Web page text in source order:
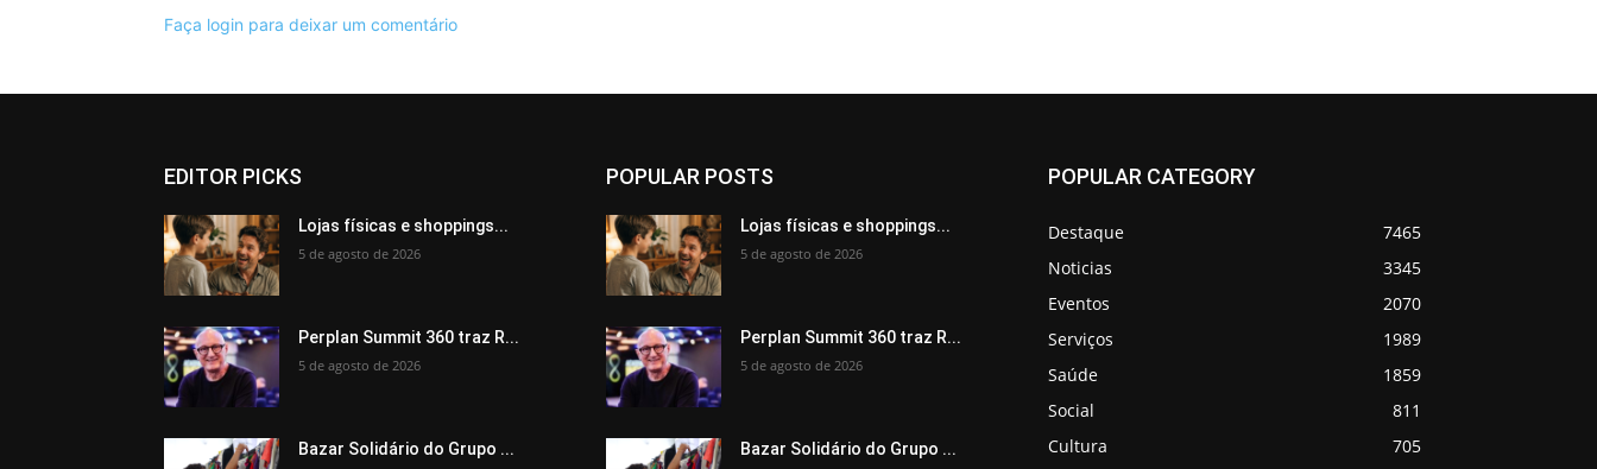
Faça login para deixar um comentário
EDITOR PICKS
Lojas físicas e shoppings...
5 de agosto de 2026
Perplan Summit 360 traz R...
5 de agosto de 2026
Bazar Solidário do Grupo ...
POPULAR POSTS
Lojas físicas e shoppings...
5 de agosto de 2026
Perplan Summit 360 traz R...
5 de agosto de 2026
Bazar Solidário do Grupo ...
POPULAR CATEGORY
Destaque
7465
Noticias
3345
Eventos
2070
Serviços
1989
Saúde
1859
Social
811
Cultura
705